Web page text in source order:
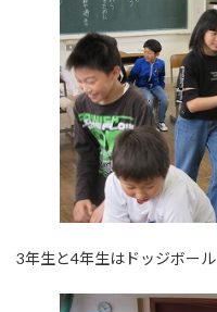
3年生と4年生はドッジボール